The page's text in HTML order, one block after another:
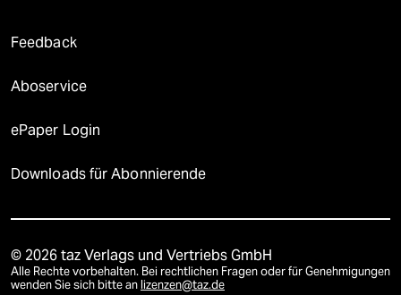
Feedback
Aboservice
ePaper Login
Downloads für Abonnierende
© 2026 taz Verlags und Vertriebs GmbH
Alle Rechte vorbehalten. Bei rechtlichen Fragen oder für Genehmigungen
wenden Sie sich bitte an lizenzen@taz.de